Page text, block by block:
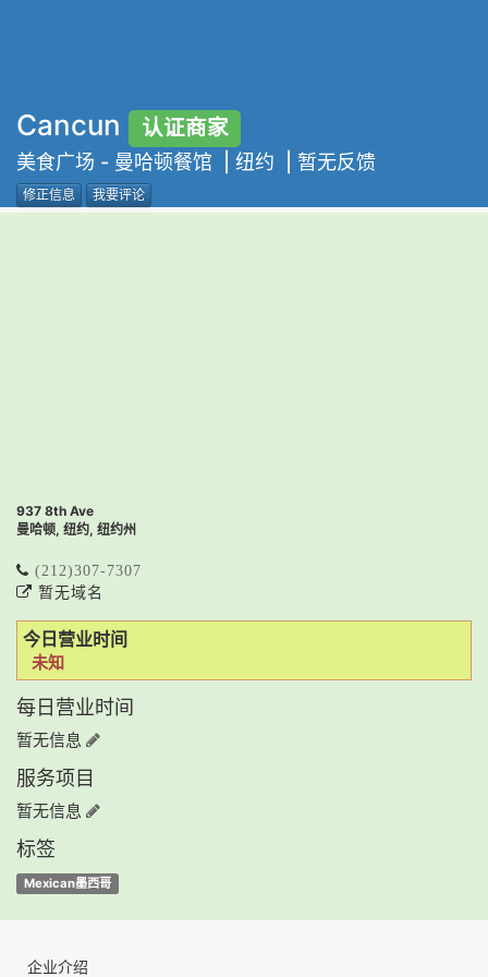
Cancun 认证商家
美食广场 - 曼哈顿餐馆 | 纽约 | 暂无反馈
修正信息 我要评论
937 8th Ave
曼哈顿, 纽约, 纽约州
(212)307-7307
暂无域名
今日营业时间
未知
每日营业时间
暂无信息
服务项目
暂无信息
标签
Mexican墨西哥
企业介绍